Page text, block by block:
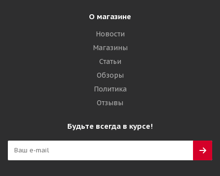
О магазине
Новости
Магазины
Статьи
Обзоры
Политика
Отзывы
Будьте всегда в курсе!